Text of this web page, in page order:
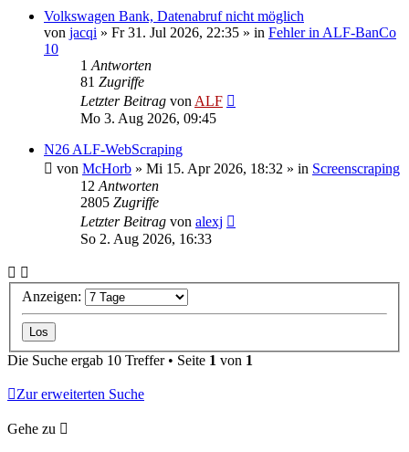
Volkswagen Bank, Datenabruf nicht möglich
von jacqi » Fr 31. Jul 2026, 22:35 » in Fehler in ALF-BanCo
10
1 Antworten
81 Zugriffe
Letzter Beitrag von ALF
Mo 3. Aug 2026, 09:45
N26 ALF-WebScraping
von McHorb » Mi 15. Apr 2026, 18:32 » in Screenscraping
12 Antworten
2805 Zugriffe
Letzter Beitrag von alexj
So 2. Aug 2026, 16:33
Anzeigen:
Die Suche ergab 10 Treffer • Seite 1 von 1
Zur erweiterten Suche
Gehe zu